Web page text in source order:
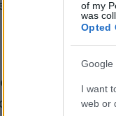
of my
was
Opted
Google
I want
web or
per decadi,
principali
centralizza
il controllo e la